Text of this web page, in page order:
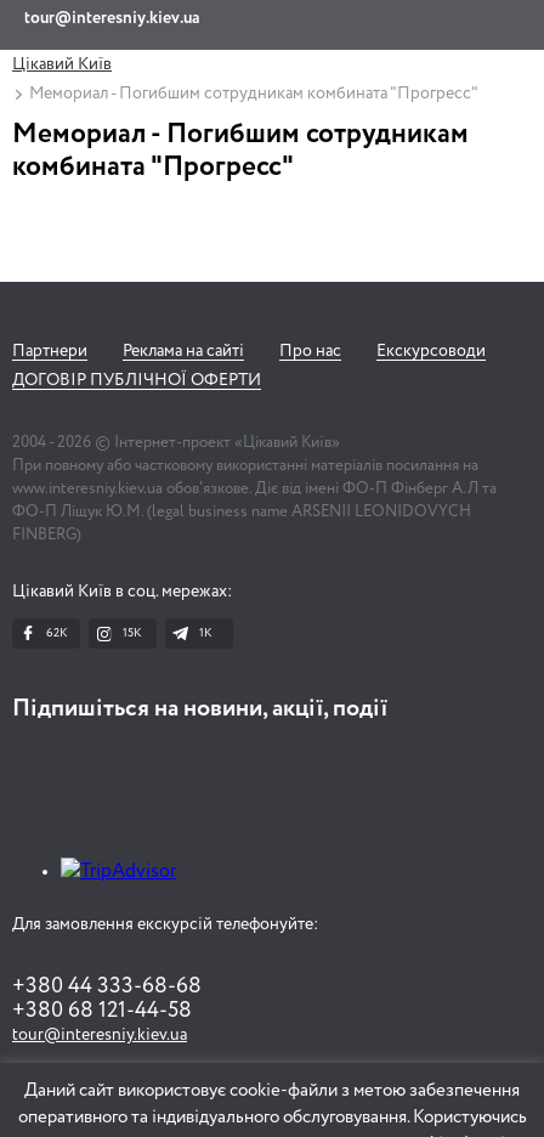
tour@interesniy.kiev.ua
Цікавий Київ
Мемориал - Погибшим сотрудникам комбината "Прогресс"
Мемориал - Погибшим сотрудникам
комбината "Прогресс"
Партнери Реклама на сайті Про нас
Екскурсоводи
ДОГОВІР ПУБЛІЧНОЇ ОФЕРТИ
2004 - 2026 © Інтернет-проект «Цікавий Київ»
При повному або частковому використанні матеріалів посилання на
www.interesniy.kiev.ua обов'язкове. Діє від імені ФО-П Фінберг А.Л та
ФО-П Ліщук Ю.М. (legal business name ARSENII LEONIDOVYCH
FINBERG)
Цікавий Київ в соц. мережах:
62K 15K 1К
Підпишіться на новини, акції, події
Для замовлення екскурсій телефонуйте:
+380 44 333-68-68
+380 68 121-44-58
tour@interesniy.kiev.ua
ЗАМОВИТИ ЕКСКУРСІЮ
Даний сайт використовує cookie-файли з метою забезпечення
оперативного та індивідуального обслуговування. Користуючись